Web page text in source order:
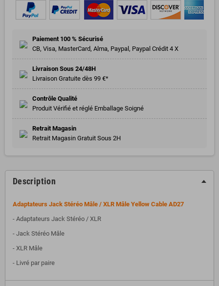
Paiement 100 % Sécurisé
CB, Visa, MasterCard, Alma, Paypal, Paypal Crédit 4 X
Livraison Sous 24/48H
Livraison Gratuite dès 99 €*
Contrôle Qualité
Produit Vérifié et réglé Emballage Soigné
Retrait Magasin
Retrait Magasin Gratuit Sous 2H
Description
Adaptateurs Jack Stéréo Mâle / XLR Mâle Yellow Cable AD27
- Adaptateurs Jack Stéréo / XLR
- Jack Stéréo Mâle
- XLR Mâle
- Livré par paire